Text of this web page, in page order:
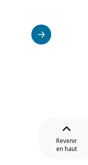
Revenir
en haut